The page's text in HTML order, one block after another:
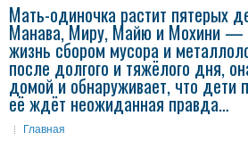
Мать-одиночка растит пятерых
Манава, Миру, Майю и Мохини —
жизнь сбором мусора и
после долгого и тяжёлого дня,
домой и обнаруживает, что дети
её ждёт неожиданная правда…
Главная